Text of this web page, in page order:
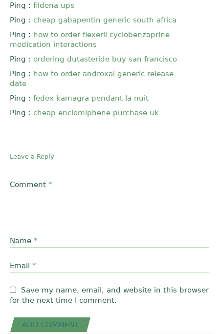
Ping : fildena ups
Ping : cheap gabapentin generic south africa
Ping : how to order flexeril cyclobenzaprine
medication interactions
Ping : ordering dutasteride buy san francisco
Ping : how to order androxal generic release
date
Ping : fedex kamagra pendant la nuit
Ping : cheap enclomiphene purchase uk
Leave a Reply
Comment *
Name *
Email *
Save my name, email, and website in this browser
for the next time I comment.